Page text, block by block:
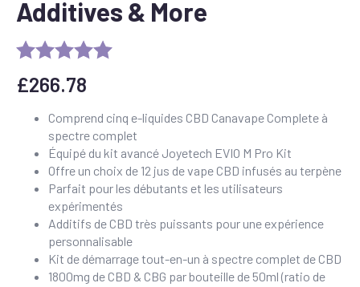
Additives & More
£266.78
Comprend cinq e-liquides CBD Canavape Complete à
spectre complet
Équipé du kit avancé Joyetech EVIO M Pro Kit
Offre un choix de 12 jus de vape CBD infusés au terpène
Parfait pour les débutants et les utilisateurs
expérimentés
Additifs de CBD très puissants pour une expérience
personnalisable
Kit de démarrage tout-en-un à spectre complet de CBD
1800mg de CBD & CBG par bouteille de 50ml (ratio de